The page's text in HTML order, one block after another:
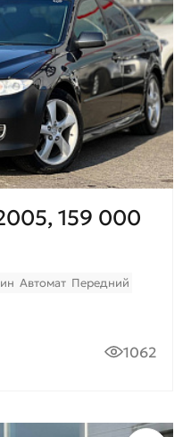
159 000
Автомат Передний
1062